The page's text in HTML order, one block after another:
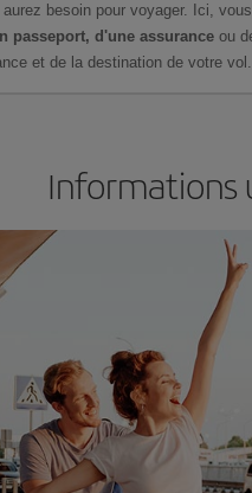
besoin pour voyager. Ici,
passeport, d'une assurance ou
et de la destination de votre vol.
Informations